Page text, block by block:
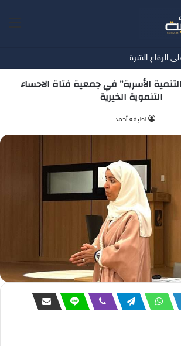
الأسرية” في جمعية فتاة الاحساء
التنموية الخيرية
‫لطيفة أحمد